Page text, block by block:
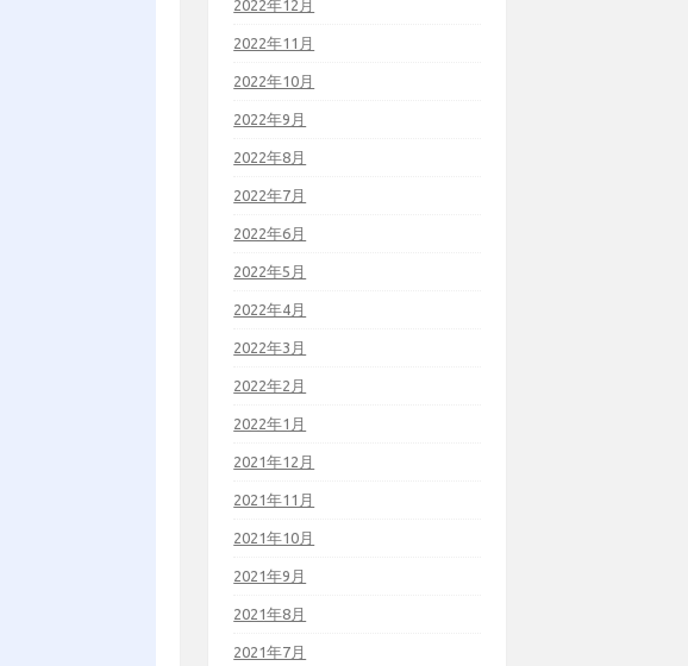
2022年12月
2022年11月
2022年10月
2022年9月
2022年8月
2022年7月
2022年6月
2022年5月
2022年4月
2022年3月
2022年2月
2022年1月
2021年12月
2021年11月
2021年10月
2021年9月
2021年8月
2021年7月